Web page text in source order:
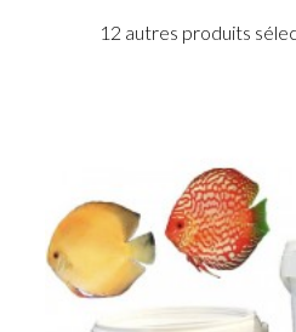
12 autres produits